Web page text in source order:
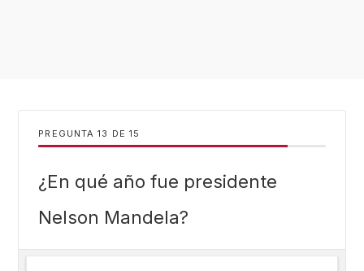
PREGUNTA DE 15
¿En qué año fue presidente
Nelson Mandela?